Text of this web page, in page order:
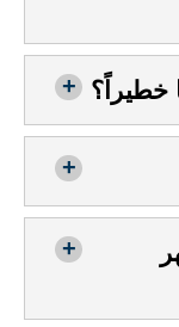
خطيراً؟